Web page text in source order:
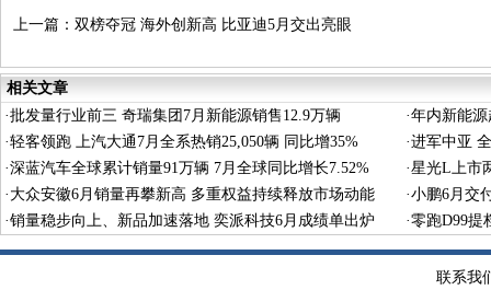
上一篇： 双榜夺冠 海外创新高 比亚迪5月交出亮眼
相关文章
·批发量行业前三 奇瑞集团7月新能源销售12.9万辆 ·年内新能源
·轻客领跑 上汽大通7月全系热销25,050辆 同比增35% ·进军中亚
·深蓝汽车全球累计销量91万辆 7月全球同比增长7.52% ·星光L上市
· 大众安徽6月销量再攀新高 多重权益持续释放市场动能 ·小鹏6月交
秀
·销量稳步向上、新品加速落地 奕派科技6月成绩单出炉 ·零跑D99提
联系我